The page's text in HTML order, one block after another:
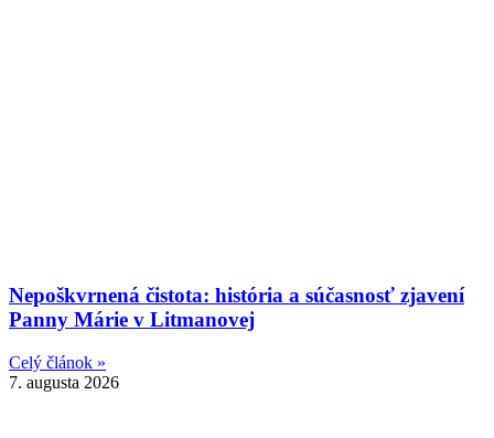
Nepoškvrnená čistota: história a súčasnosť zjavení
Panny Márie v Litmanovej
Celý článok »
7. augusta 2026